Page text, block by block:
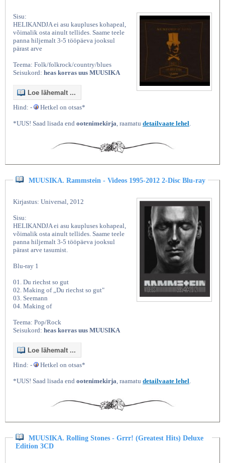
Sisu:
HELIKANDJA ei asu kaupluses kohapeal,
võimalik osta ainult tellides. Saame teele
panna hiljemalt 3-5 tööpäeva jooksul
pärast arve
Teema: Folk/folkrock/country/blues
Seisukord: heas korras uus MUUSIKA
Loe lähemalt ...
Hind: -
Hetkel on otsas*
*UUS! Saad lisada end ootenimekirja, raamatu detailvaate lehel.
MUUSIKA. Rammstein - Videos 1995-2012 2-Disc Blu-ray
Kirjastus: Universal, 2012
Sisu:
HELIKANDJA ei asu kaupluses kohapeal,
võimalik osta ainult tellides. Saame teele
panna hiljemalt 3-5 tööpäeva jooksul
pärast arve tasumist.
Blu-ray 1
01. Du riechst so gut
02. Making of „Du riechst so gut"
03. Seemann
04. Making of
Teema: Pop/Rock
Seisukord: heas korras uus MUUSIKA
Loe lähemalt ...
Hind: -
Hetkel on otsas*
*UUS! Saad lisada end ootenimekirja, raamatu detailvaate lehel.
MUUSIKA. Rolling Stones - Grrr! (Greatest Hits) Deluxe
Edition 3CD